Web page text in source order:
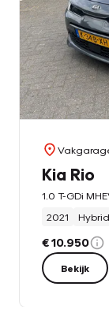
Kia Rio
2021
€ 10.950
Bekijk